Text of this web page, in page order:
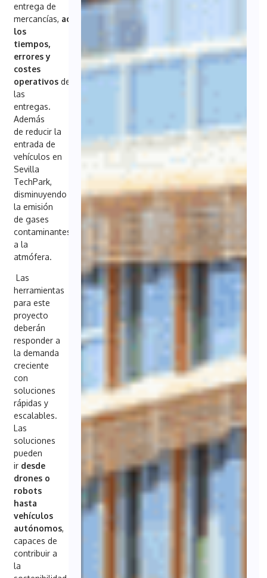
entrega de
mercancías, acortando
los
tiempos,
errores y
costes
operativosde
las
entregas.
Además
de reducir la
entrada de
vehículos en
Sevilla
TechPark,
disminuyendo
la emisión
de gases
contaminantes
a la
atmófera.
Las
herramientas
para este
proyecto
deberán
responder a
la demanda
creciente
con
soluciones
rápidas y
escalables.
Las
soluciones
pueden
ir desde
drones o
robots
hasta
vehículos
autónomos,
capaces de
contribuir a
la